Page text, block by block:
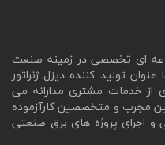
ای تخصصی در زمینه صنعت
و با عنوان تولید کننده دیزل ژنراتور
از خدمات مشتری مدارانه می
مجرب و متخصصین کارآزموده
و اجرای پروژه های برق صنعتی